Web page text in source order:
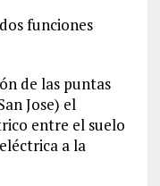
funciones
de las puntas
Jose) el
entre el suelo
a la